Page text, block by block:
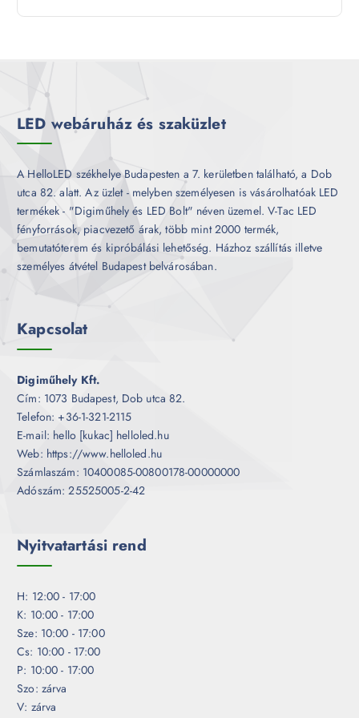
é
r
t
LED webáruház és szaküzlet
A HelloLED székhelye Budapesten a 7. kerületben található, a Dob
utca 82. alatt. Az üzlet - melyben személyesen is vásárolhatóak LED
termékek - "Digiműhely és LED Bolt" néven üzemel. V-Tac LED
fényforrások, piacvezető árak, több mint 2000 termék,
bemutatóterem és kipróbálási lehetőség. Házhoz szállítás illetve
személyes átvétel Budapest belvárosában.
Kapcsolat
Digiműhely Kft.
Cím: 1073 Budapest, Dob utca 82.
Telefon: +36-1-321-2115
E-mail: hello [kukac] helloled.hu
Web: https://www.helloled.hu
Számlaszám: 10400085-00800178-00000000
Adószám: 25525005-2-42
Nyitvatartási rend
H: 12:00 - 17:00
K: 10:00 - 17:00
Sze: 10:00 - 17:00
Cs: 10:00 - 17:00
P: 10:00 - 17:00
Szo: zárva
V: zárva